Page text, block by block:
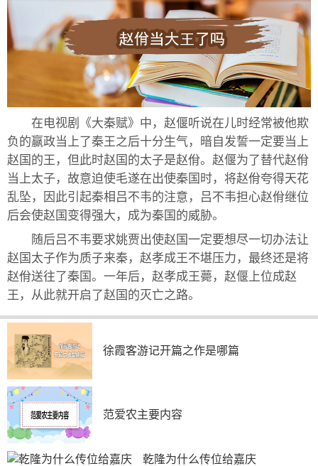
在电视剧《大秦赋》中，赵偃听说在儿时经常被他欺
负的赢政当上了秦王之后十分生气，暗自发誓一定要当上
赵国的王，但此时赵国的太子是赵佾。赵偃为了替代赵佾
当上太子，故意迫使毛遂在出使秦国时，将赵佾夸得天花
乱坠，因此引起秦相吕不韦的注意，吕不韦担心赵佾继位
后会使赵国变得强大，成为秦国的威胁。
随后吕不韦要求姚贾出使赵国一定要想尽一切办法让
赵国太子作为质子来秦，赵孝成王不堪压力，最终还是将
赵佾送往了秦国。一年后，赵孝成王薨，赵偃上位成赵
王，从此就开启了赵国的灭亡之路。
徐霞客游记开篇之作是哪篇
范爱农主要内容
乾隆为什么传位给嘉庆